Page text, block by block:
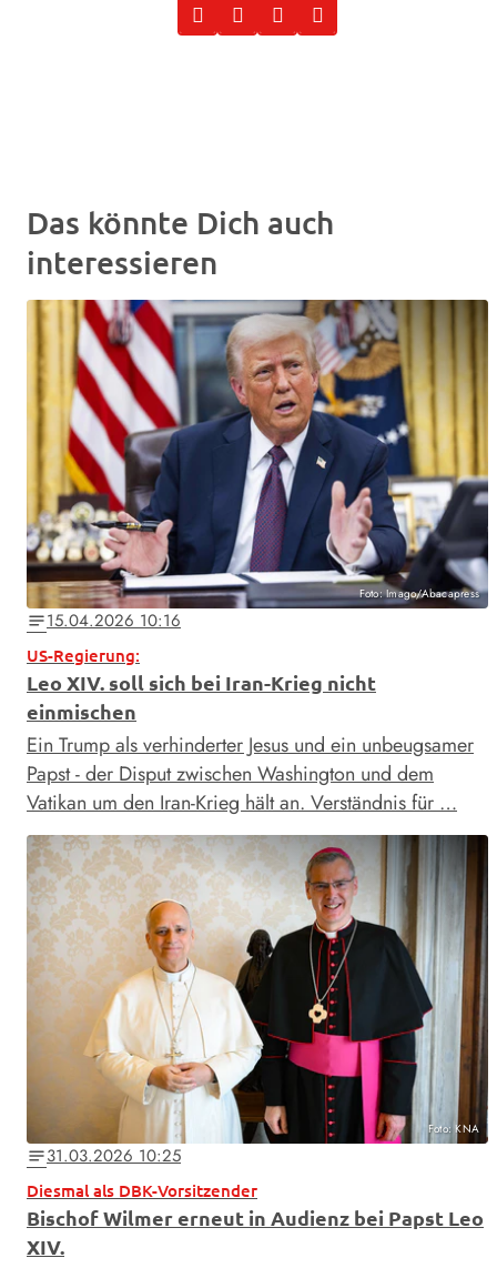
Das könnte Dich auch
interessieren
Foto: Imago/Abacapress
notes15.04.2026 10:16
US-Regierung:
Leo XIV. soll sich bei Iran-Krieg nicht
einmischen
Ein Trump als verhinderter Jesus und ein unbeugsamer
Papst - der Disput zwischen Washington und dem
Vatikan um den Iran-Krieg hält an. Verständnis für …
Foto: KNA
notes31.03.2026 10:25
Diesmal als DBK-Vorsitzender
Bischof Wilmer erneut in Audienz bei Papst Leo
XIV.